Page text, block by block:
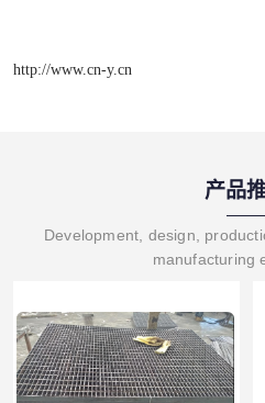
http://www.cn-y.cn
产品
Development, design,
manufacturing